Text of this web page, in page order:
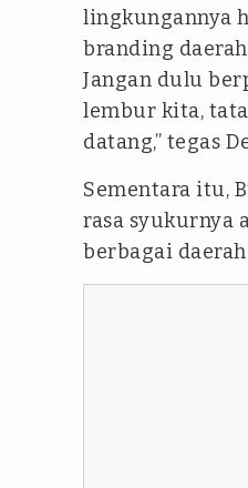
lingkungannya
branding
Jangan dulu
lembur kita,
datang,” tegas
Sementara itu,
rasa syukurnya
berbagai